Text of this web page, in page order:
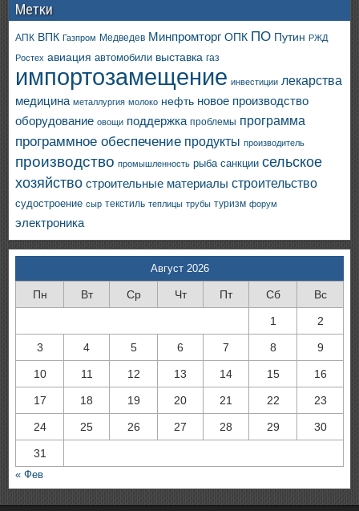
Метки
АПК ВПК Газпром Медведев Минпромторг ОПК ПО Путин РЖД
Ростех авиация автомобили выставка газ
импортозамещение инвестиции лекарства
медицина металлургия молоко нефть новое производство
оборудование овощи поддержка проблемы программа
программное обеспечение продукты производитель
производство промышленность рыба санкции сельское
хозяйство строительные материалы строительство
судостроение сыр текстиль теплицы трубы туризм форум
электроника
Август 2026
Пн Вт Ср Чт Пт Сб Вс
1 2
3 4 5 6 7 8 9
10 11 12 13 14 15 16
17 18 19 20 21 22 23
24 25 26 27 28 29 30
31
« Фев